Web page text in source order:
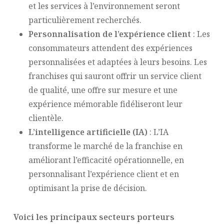
et les services à l’environnement seront
particulièrement recherchés.
Personnalisation de l’expérience client : Les
consommateurs attendent des expériences
personnalisées et adaptées à leurs besoins. Les
franchises qui sauront offrir un service client
de qualité, une offre sur mesure et une
expérience mémorable fidéliseront leur
clientèle.
L’intelligence artificielle (IA) : L’IA
transforme le marché de la franchise en
améliorant l’efficacité opérationnelle, en
personnalisant l’expérience client et en
optimisant la prise de décision.
Voici les principaux secteurs porteurs